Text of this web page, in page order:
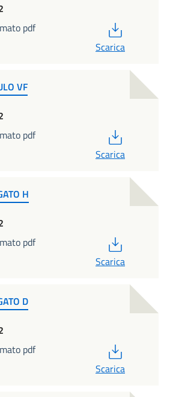
pdf
Scarica
VF
pdf
Scarica
H
pdf
Scarica
D
pdf
Scarica